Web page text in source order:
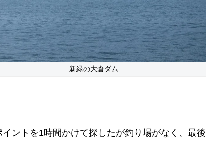
新緑の大倉ダム
ントを1時間かけて探したが釣り場がなく、最